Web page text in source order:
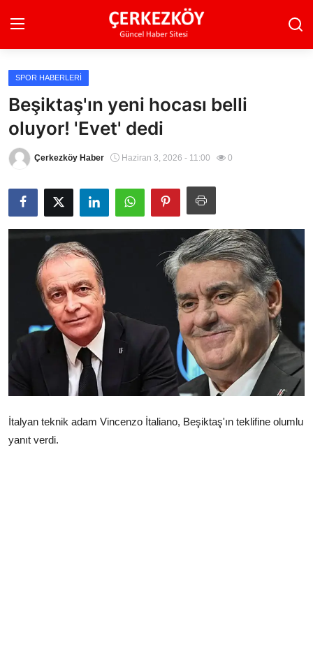
Ana Sayfa
Son Dakika
Ekonomi Haberleri
Magazin Haberleri
Spor Haberleri
Teknoloji Haberleri
Dünya Haberleri
Çerkezköy
SPOR HABERLERI
Beşiktaş'ın yeni hocası belli
oluyor! 'Evet' dedi
Çerkezköy Haber Haziran 3, 2026 - 11:00 0
İtalyan teknik adam Vincenzo İtaliano, Beşiktaş'ın teklifine olumlu
yanıt verdi.